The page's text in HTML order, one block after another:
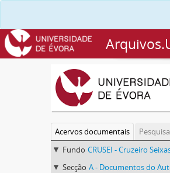
Acervos documentais
Fundo CRUSEI - Cruzeiro
Secção A - Documentos do